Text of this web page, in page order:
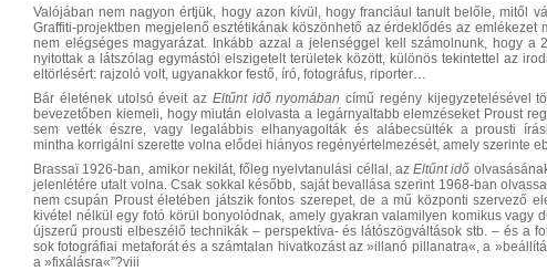
Valójában nem nagyon értjük, hogy azon kívül, hogy franciául tanult belőle, mitől
Graffiti-projektben megjelenő esztétikának köszönhető az érdeklődés az
nem elégséges magyarázat. Inkább azzal a jelenséggel kell számolnunk, hogy
nyitottak a látszólag egymástól elszigetelt területek között, különös tekintettel az
eltörlésért: rajzoló volt, ugyanakkor festő, író, fotográfus, riporter…
Bár életének utolsó éveit az Eltűnt idő nyomában című regény kijegyzetelésével
bevezetőben kiemeli, hogy miután elolvasta a legárnyaltabb elemzéseket Proust
sem vették észre, vagy legalábbis elhanyagolták és alábecsülték a prousti
mintha korrigálni szerette volna elődei hiányos regényértelmezését, amely szerinte
Brassaï 1926-ban, amikor nekilát, főleg nyelvtanulási céllal, azEltűnt idő
jelenlétére utalt volna. Csak sokkal később, saját bevallása szerint 1968-ban
nem csupán Proust életében játszik fontos szerepet, de a mű központi szervező
kivétel nélkül egy fotó körül bonyolódnak, amely gyakran valamilyen komikus vagy
újszerű prousti elbeszélő technikák – perspektíva- és látószögváltások stb. – és a
sok fotográfiai metaforát és a számtalan hivatkozást az »illanó pillanatra«, a
a »fixálásra«”?viii